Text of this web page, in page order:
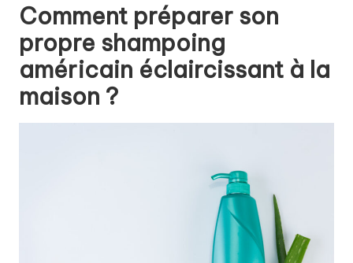
Comment préparer son
propre shampoing
américain éclaircissant à la
maison ?